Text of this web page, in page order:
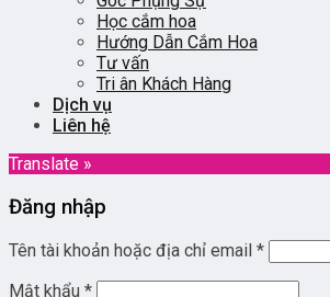
Học cắm hoa
Hướng Dẫn Cắm Hoa
Tư vấn
Tri ân Khách Hàng
Dịch vụ
Liên hệ
Translate »
Đăng nhập
Tên tài khoản hoặc địa chỉ email *
Mật khẩu *